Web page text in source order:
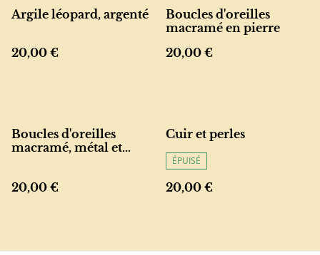
Argile léopard, argenté
20,00 €
Boucles d'oreilles
macramé en pierre
20,00 €
Boucles d'oreilles
macramé, métal et
20,00 €
Cuir et perles
ÉPUISÉ
20,00 €